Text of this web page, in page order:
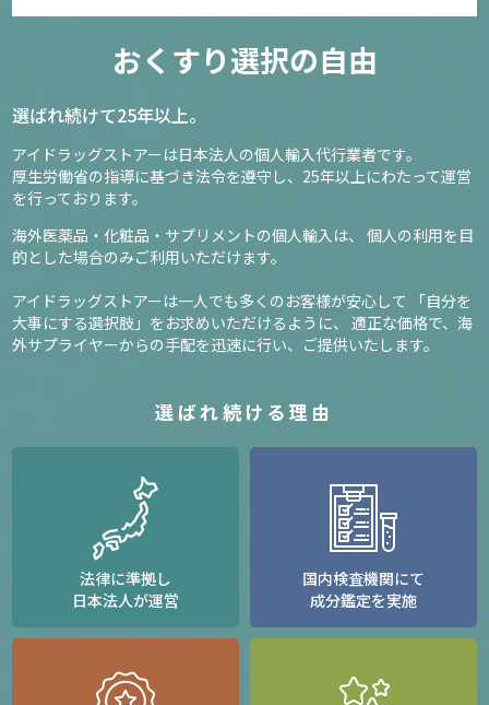
おくすり選択の自由
選ばれ続けて25年以上。
アイドラッグストアーは日本法人の個人輸入代行業者です。
厚生労働省の指導に基づき法令を遵守し、 25年以上にわたって運営
を行っております。
海外医薬品・化粧品・サプリメントの個人輸入は、 個人の利用を目
的とした場合のみご利用いただけます。
アイドラッグストアーは一人でも多くのお客様が安心して
「自分を
大事にする選択肢」をお求めいただけるように、 適正な価格で、海
外サプライヤーからの手配を迅速に行い、ご提供いたします。
選ばれ続ける理由
法律に準拠し
日本法人が運営
国内検査機関にて
成分鑑定を実施